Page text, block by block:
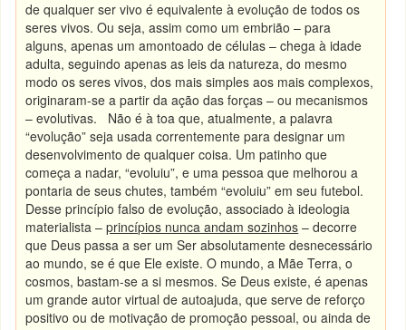
de qualquer ser vivo é equivalente à evolução de todos os
seres vivos. Ou seja, assim como um embrião – para
alguns, apenas um amontoado de células – chega à idade
adulta, seguindo apenas as leis da natureza, do mesmo
modo os seres vivos, dos mais simples aos mais complexos,
originaram-se a partir da ação das forças – ou mecanismos
– evolutivas. Não é à toa que, atualmente, a palavra
“evolução” seja usada correntemente para designar um
desenvolvimento de qualquer coisa. Um patinho que
começa a nadar, “evoluiu”, e uma pessoa que melhorou a
pontaria de seus chutes, também “evoluiu” em seu futebol.
Desse princípio falso de evolução, associado à ideologia
materialista –princípios nunca andam sozinhos – decorre
que Deus passa a ser um Ser absolutamente desnecessário
ao mundo, se é que Ele existe. O mundo, a Mãe Terra, o
cosmos, bastam-se a si mesmos. Se Deus existe, é apenas
um grande autor virtual de autoajuda, que serve de reforço
positivo ou de motivação de promoção pessoal, ou ainda de